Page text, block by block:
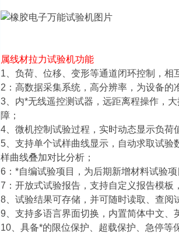
属线材拉力试验机功能
1、负荷、位移、变形等通道闭环控制，相
2：高数据采集系统，高分辨率，为设备的
3、内*无线遥控测试器，远距离程操作，
障；
4、微机控制试验过程，实时动态显示负荷
5、支持单个试样曲线显示，自动求取试
样曲线叠加对比分析；
6：*自编试验项目，为后期新增材料试验
7：开放式试验报告，支持自定义报告模板
8、试验结果可存储，并可随时读取、查阅
9、支持多语言界面切换，内置简体中文、
10、具备*的限位保护、超载保护、急停等